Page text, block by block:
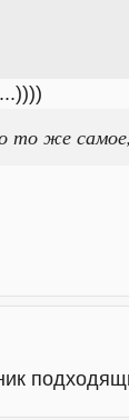
то же